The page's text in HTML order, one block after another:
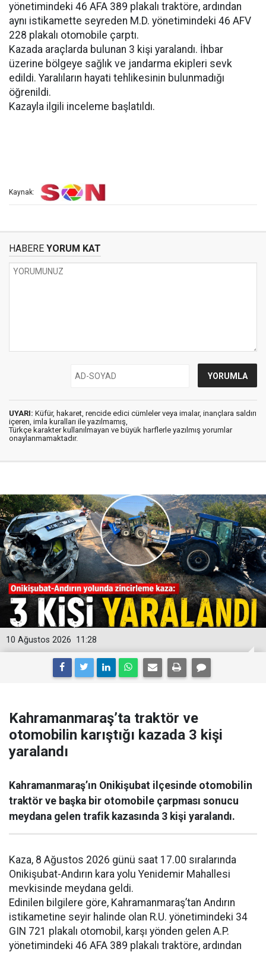
yönetimindeki 46 AFA 389 plakalı traktöre, ardından
aynı istikamette seyreden M.D. yönetimindeki 46 AFV
228 plakalı otomobile çarptı.
Kazada araçlarda bulunan 3 kişi yaralandı. İhbar
üzerine bölgeye sağlık ve jandarma ekipleri sevk
edildi. Yaralıların hayati tehlikesinin bulunmadığı
öğrenildi.
Kazayla ilgili inceleme başlatıldı.
Kaynak:
HABERE YORUM KAT
UYARI: Küfür, hakaret, rencide edici cümleler veya imalar, inançlara saldırı
içeren, imla kuralları ile yazılmamış,
Türkçe karakter kullanılmayan ve büyük harflerle yazılmış yorumlar
onaylanmamaktadır.
11:28
10 Ağustos 2026
Kahramanmaraş’ta traktör ve
otomobilin karıştığı kazada 3 kişi
yaralandı
Kahramanmaraş’ın Onikişubat ilçesinde otomobilin
traktör ve başka bir otomobile çarpması sonucu
meydana gelen trafik kazasında 3 kişi yaralandı.
Kaza, 8 Ağustos 2026 günü saat 17.00 sıralarında
Onikişubat-Andırın kara yolu Yenidemir Mahallesi
mevkisinde meydana geldi.
Edinilen bilgilere göre, Kahramanmaraş’tan Andırın
istikametine seyir halinde olan R.U. yönetimindeki 34
GIN 721 plakalı otomobil, karşı yönden gelen A.P.
yönetimindeki 46 AFA 389 plakalı traktöre, ardından